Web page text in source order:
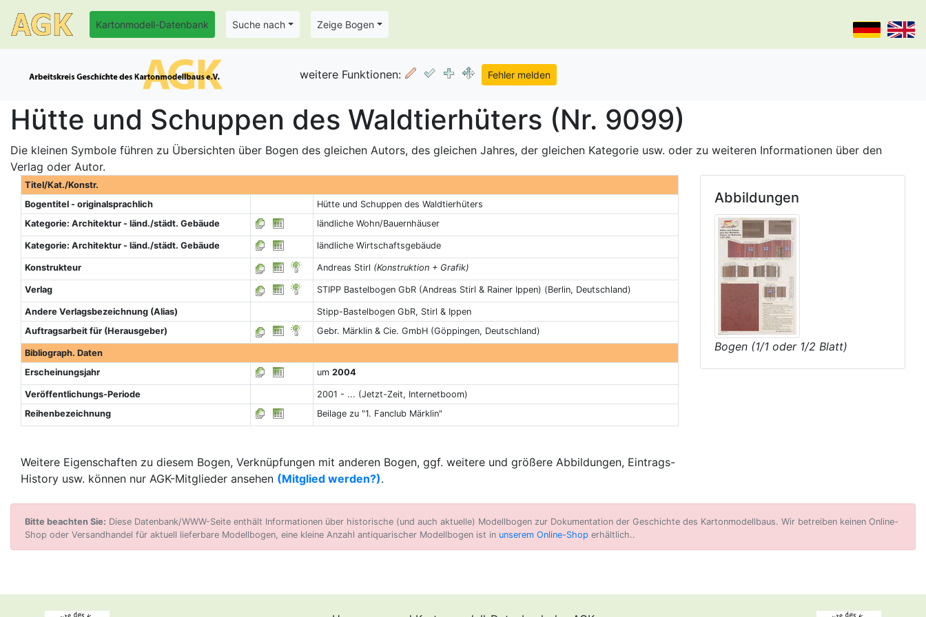
Kartonmodell-Datenbank Suche nach Zeige Bogen
weitere Funktionen:
Hütte und Schuppen des Waldtierhüters (Nr. 9099)
Die kleinen Symbole führen zu Übersichten über Bogen des gleichen Autors, des gleichen Jahres, der gleichen Kategorie usw. oder zu weiteren Informationen über den
Verlag oder Autor.
Titel/Kat./Konstr.
Bogentitel - originalsprachlich
Hütte und Schuppen des Waldtierhüters
Kategorie: Architektur - länd./städt. Gebäude
ländliche Wohn/Bauernhäuser
Kategorie: Architektur - länd./städt. Gebäude ländliche Wirtschaftsgebäude
Konstrukteur Andreas Stirl (Konstruktion + Grafik)
Verlag STIPP Bastelbogen GbR (Andreas Stirl & Rainer Ippen) (Berlin, Deutschland)
Andere Verlagsbezeichnung (Alias)
Stipp-Bastelbogen GbR, Stirl & Ippen
Auftragsarbeit für (Herausgeber)
Gebr. Märklin & Cie. GmbH (Göppingen, Deutschland)
Bibliograph. Daten
Erscheinungsjahr
um 2004
Veröffentlichungs-Periode
2001 - ... (Jetzt-Zeit, Internetboom)
Reihenbezeichnung
Beilage zu "1. Fanclub Märklin"
Weitere Eigenschaften zu diesem Bogen, Verknüpfungen mit anderen Bogen, ggf. weitere und größere Abbildungen, Eintrags-
History usw. können nur AGK-Mitglieder ansehen (Mitglied werden?).
Abbildungen
Bogen (1/1 oder 1/2 Blatt)
Bitte beachten Sie: Diese Datenbank/WWW-Seite enthält Informationen über historische (und auch aktuelle) Modellbogen zur Dokumentation der Geschichte des Kartonmodellbaus. Wir betreiben keinen Online-
Shop oder Versandhandel für aktuell lieferbare Modellbogen, eine kleine Anzahl antiquarischer Modellbogen ist in unserem Online-Shop erhältlich..